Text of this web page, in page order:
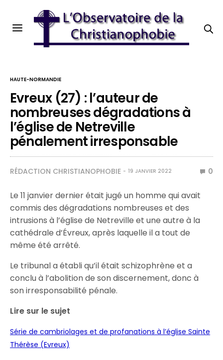
HAUTE-NORMANDIE
Evreux (27) : l’auteur de
nombreuses dégradations à
l’église de Netreville
pénalement irresponsable
RÉDACTION CHRISTIANOPHOBIE 19 JANVIER 2022 0
Le 11 janvier dernier était jugé un homme qui avait
commis des dégradations nombreuses et des
intrusions à l’église de Netreville et une autre à la
cathédrale d’Évreux, après laquelle il a tout de
même été arrêté.
Le tribunal a établi qu’il était schizophrène et a
conclu à l’abolition de son discernement, donc à
son irresponsabilité pénale.
Lire sur le sujet
Série de cambriolages et de profanations à l’église Sainte
Thérèse (Evreux)